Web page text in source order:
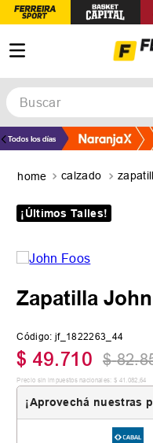
Buscar
TÉRMINOS MÁS
3.
basquet
5. zapatillas adidas
calzado
¡Últimos Talles!
Zapatilla
Código: jf_1822263_44
$ 49.710 $ 82.
Precio sin impuestos nacionales: $ 41 082 64
¡Aprovechá nuestras